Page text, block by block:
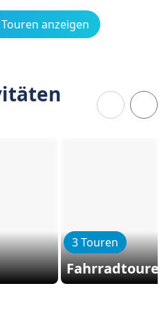
anzeigen
3 Touren